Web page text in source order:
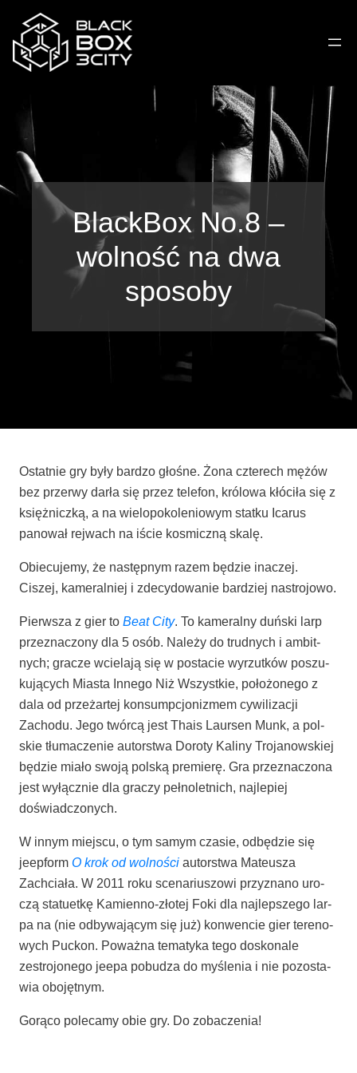
Przejdź
treści
BlackBox No.8 –
wolność na dwa
sposoby
Ostat­nie gry były bar­dzo gło­śne. Żona czte­rech mężów
bez prze­rwy dar­ła się przez tele­fon, kró­lo­wa kłó­ci­ła się z
księż­nicz­ką, a na wie­lo­po­ko­le­nio­wym stat­ku Ica­rus
pano­wał rej­wach na iście kosmicz­ną skalę.
Obie­cu­je­my, że następ­nym razem będzie ina­czej.
Ciszej, kame­ral­niej i zde­cy­do­wa­nie bar­dziej nastrojowo.
Pierw­sza z gier to Beat City. To kame­ral­ny duń­ski larp
prze­zna­czo­ny dla 5 osób. Nale­ży do trud­nych i ambit­
nych; gra­cze wcie­la­ją się w posta­cie wyrzut­ków poszu­
ku­ją­cych Mia­sta Inne­go Niż Wszyst­kie, poło­żo­ne­go z
dala od prze­żar­tej kon­sump­cjo­ni­zmem cywi­li­za­cji
Zacho­du. Jego twór­cą jest Tha­is Laur­sen Munk, a pol­
skie tłu­ma­cze­nie autor­stwa Doro­ty Kali­ny Tro­ja­now­skiej
będzie mia­ło swo­ją pol­ską pre­mie­rę. Gra prze­zna­czo­na
jest wyłącz­nie dla gra­czy peł­no­let­nich, naj­le­piej
doświadczonych.
W innym miej­scu, o tym samym cza­sie, odbę­dzie się
jeep­form O krok od wol­no­ści autor­stwa Mate­usza
Zachcia­ła. W 2011 roku sce­na­riu­szo­wi przy­zna­no uro­
czą sta­tu­et­kę Kamien­no-zło­tej Foki dla naj­lep­sze­go lar­
pa na (nie odby­wa­ją­cym się już) kon­wen­cie gier tere­no­
wych Puc­kon. Poważ­na tema­ty­ka tego dosko­na­le
zestro­jo­ne­go jeepa pobu­dza do myśle­nia i nie pozo­sta­
wia obojętnym.
Gorą­co pole­ca­my obie gry. Do zobaczenia!